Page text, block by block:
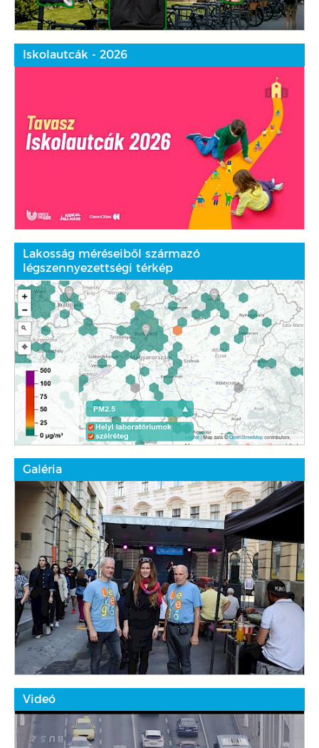
Iskolautcák - 2026
Lakosság méréseiből származó
légszennyezettségi térkép
Galéria
Videó